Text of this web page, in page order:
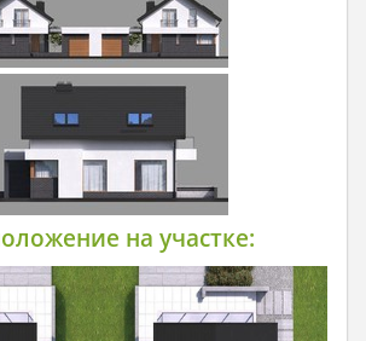
на участке: